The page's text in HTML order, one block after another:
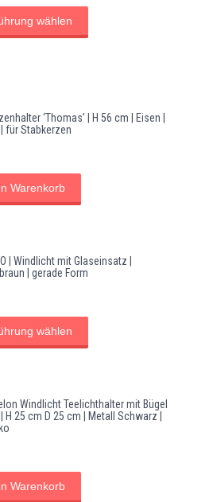
wählen
‘Thomas’ | H 56 cm | Eisen |
für Stabkerzen
Warenkorb
| Windlicht mit Glaseinsatz |
| gerade Form
wählen
Windlicht Teelichthalter mit Bügel
H 25 cm D 25 cm | Metall Schwarz |
Warenkorb